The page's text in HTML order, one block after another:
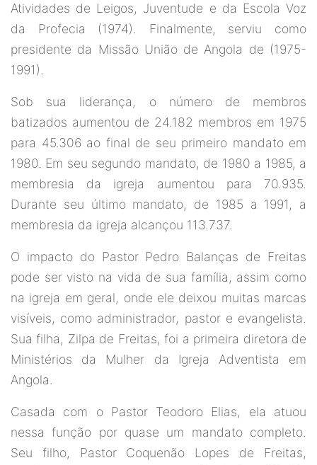
Atividades de Leigos, Juventude e da Escola Voz
da Profecia (1974). Finalmente, serviu como
presidente da Missão União de Angola de (1975-
1991).
Sob sua liderança, o número de membros
batizados aumentou de 24.182 membros em 1975
para 45.306 ao final de seu primeiro mandato em
1980. Em seu segundo mandato, de 1980 a 1985, a
membresia da igreja aumentou para 70.935.
Durante seu último mandato, de 1985 a 1991, a
membresia da igreja alcançou 113.737.
O impacto do Pastor Pedro Balanças de Freitas
pode ser visto na vida de sua família, assim como
na igreja em geral, onde ele deixou muitas marcas
visíveis, como administrador, pastor e evangelista.
Sua filha, Zilpa de Freitas, foi a primeira diretora de
Ministérios da Mulher da Igreja Adventista em
Angola.
Casada com o Pastor Teodoro Elias, ela atuou
nessa função por quase um mandato completo.
Seu filho, Pastor Coquenão Lopes de Freitas,